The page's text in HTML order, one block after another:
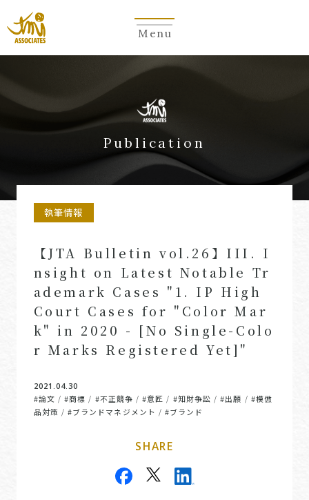
Menu
Publication
執筆情報
【JTA Bulletin vol.26】III. I
nsight on Latest Notable Tr
ademark Cases "1. IP High
Court Cases for "Color Mar
k" in 2020 - [No Single-Colo
r Marks Registered Yet]"
2021.04.30
#論文 / #商標 / #不正競争 /#意匠 / #知財争訟 /#出願 / #模倣
品対策 / #ブランドマネジメント /#ブランド
SHARE